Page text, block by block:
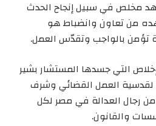
جهد مخلص في سبيل إنجاح الحدث
من تعاون وانضباط هو
تؤمن بالواجب وتقدّس العمل.
التي جسدها المستشار بشير
لقدسية العمل القضائي وشرف
رجال العدالة في مصر لكل
والقانون.